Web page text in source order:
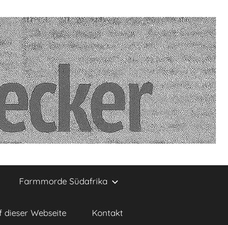
Farmmorde Südafrika
Webseite Kontakt